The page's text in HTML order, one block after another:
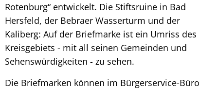
Rotenburg“ entwickelt. Die Stiftsruine in Bad
Hersfeld, der Bebraer Wasserturm und der
Kaliberg: Auf der Briefmarke ist ein Umriss des
Kreisgebiets - mit all seinen Gemeinden und
Sehenswürdigkeiten - zu sehen.
Die Briefmarken können im Bürgerservice-Büro